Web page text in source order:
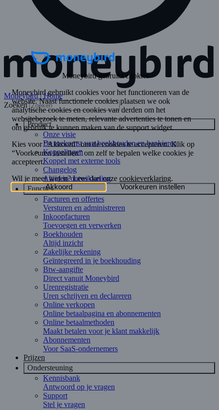
Moneybird | Home
Zoeken
Product
Onze visie
De toekomst van boekhouden en bankieren
Koppelingen
Koppel met externe tools
Changelog
Altijd in ontwikkeling
Functies
Facturen en offertes
Versturen en administreren
Inkoopfacturen
Toevoegen en verwerken
Boekhouden
Altijd inzicht
Zakelijke rekening
Geïntegreerd in je boekhouding
Btw-aangifte
Direct vanuit Moneybird
Urenregistratie
Uren schrijven en declareren
Online verkopen
Online betaalpagina en abonnementen
Online betaalmethoden
Maakt betalen voor je klant makkelijk
Abonnementen
Voor SaaS-ondernemers
Prijzen
Ondersteuning
Kennisbank
Antwoord op je vragen
Support
Stel je vragen